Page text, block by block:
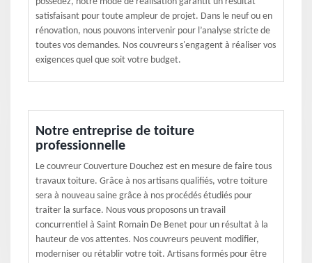
satisfaisant pour toute ampleur de projet. Dans le neuf ou en
rénovation, nous pouvons intervenir pour l’analyse stricte de
toutes vos demandes. Nos couvreurs s'engagent à réaliser vos
exigences quel que soit votre budget.
Notre entreprise de toiture
professionnelle
Le couvreur Couverture Douchez est en mesure de faire tous
travaux toiture. Grâce à nos artisans qualifiés, votre toiture
sera à nouveau saine grâce à nos procédés étudiés pour
traiter la surface. Nous vous proposons un travail
concurrentiel à Saint Romain De Benet pour un résultat à la
hauteur de vos attentes. Nos couvreurs peuvent modifier,
moderniser ou rétablir votre toit. Artisans formés pour être